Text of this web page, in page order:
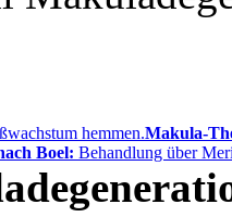
hemmen.Makula-
Boel: Behandlung über